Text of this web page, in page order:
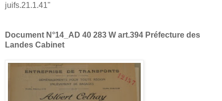
juifs.21.1.41"
Document N°14_ AD 40 283 W art.394 Préfecture des
Landes Cabinet